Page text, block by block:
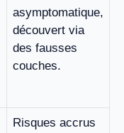
asymptomatique,
découvert via
des fausses
couches.
Risques accrus